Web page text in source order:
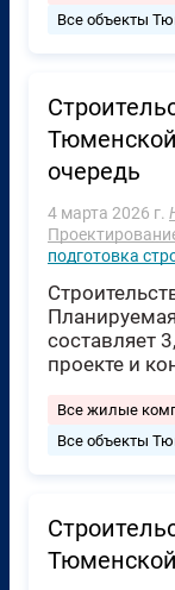
Все объекты
Тюменской
очередь
4 марта 2026 г.
подготовка
составляет
проекте и
Все жилые
Все объекты